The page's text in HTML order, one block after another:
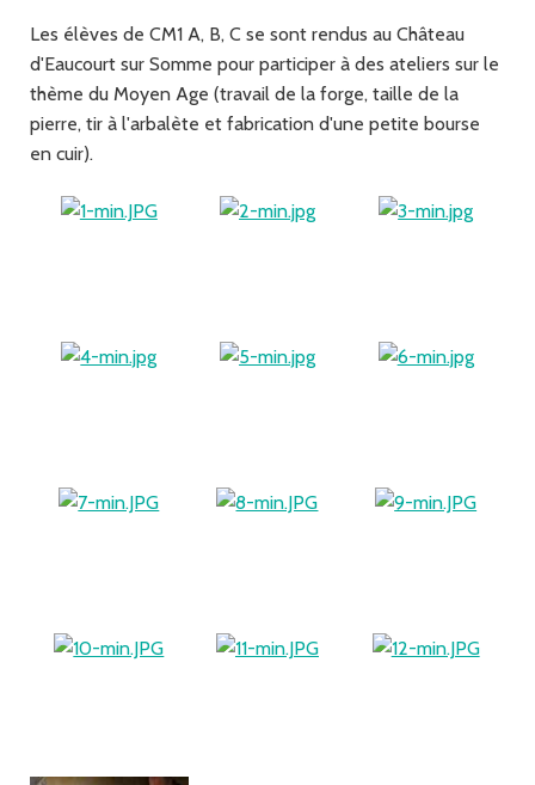
Les élèves de CM1 A, B, C se sont rendus au Château
d'Eaucourt sur Somme pour participer à des ateliers sur le
thème du Moyen Age (travail de la forge, taille de la
pierre, tir à l'arbalète et fabrication d'une petite bourse
en cuir).